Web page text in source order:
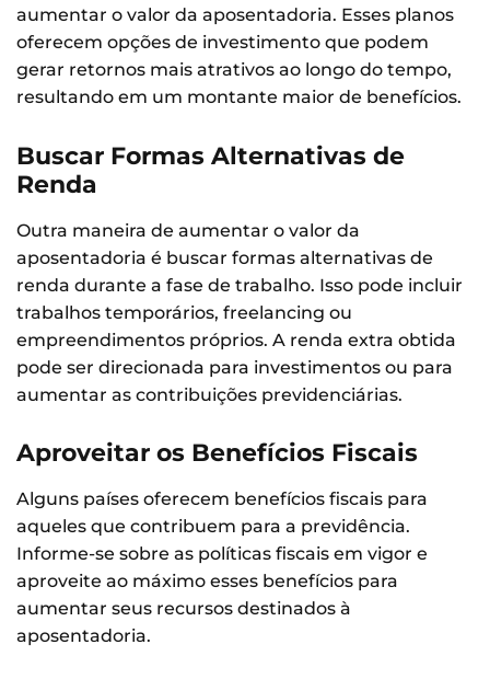
aumentar o valor da aposentadoria. Esses planos
oferecem opções de investimento que podem
gerar retornos mais atrativos ao longo do tempo,
resultando em um montante maior de benefícios.
Buscar Formas Alternativas de
Renda
Outra maneira de aumentar o valor da
aposentadoria é buscar formas alternativas de
renda durante a fase de trabalho. Isso pode incluir
trabalhos temporários, freelancing ou
empreendimentos próprios. A renda extra obtida
pode ser direcionada para investimentos ou para
aumentar as contribuições previdenciárias.
Aproveitar os Benefícios Fiscais
Alguns países oferecem benefícios fiscais para
aqueles que contribuem para a previdência.
Informe-se sobre as políticas fiscais em vigor e
aproveite ao máximo esses benefícios para
aumentar seus recursos destinados à
aposentadoria.